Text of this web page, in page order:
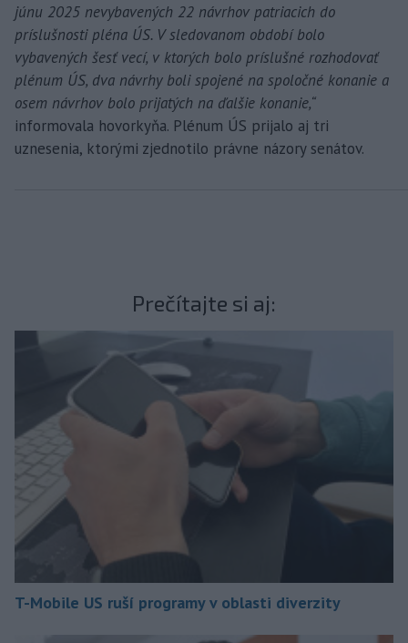
júnu 2025 nevybavených 22 návrhov patriacich do
príslušnosti pléna ÚS. V sledovanom období bolo
vybavených šesť vecí, v ktorých bolo príslušné rozhodovať
plénum ÚS, dva návrhy boli spojené na spoločné konanie a
osem návrhov bolo prijatých na ďalšie konanie,“
informovala hovorkyňa. Plénum ÚS prijalo aj tri
uznesenia, ktorými zjednotilo právne názory senátov.
Prečítajte si aj:
T-Mobile US ruší programy v oblasti diverzity